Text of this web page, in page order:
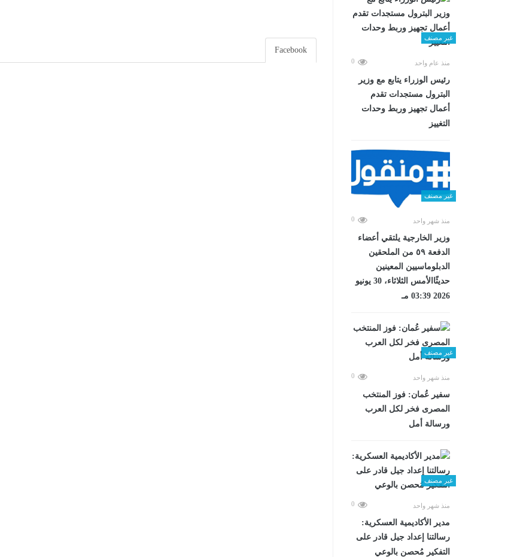
غير مصنف
منذ عام واحد 0
رئيس الوزراء يتابع مع وزير
البترول مستجدات تقدم
أعمال تجهيز وربط وحدات
التغييز
غير مصنف
منذ شهر واحد 0
وزير الخارجية يلتقي أعضاء
الدفعة ٥٩ من الملحقين
الدبلوماسيين المعينين
حديثًاالأمس الثلاثاء، 30 يونيو
2026 03:39 مـ
غير مصنف
منذ شهر واحد 0
سفير عُمان: فوز المنتخب
المصرى فخر لكل العرب
ورسالة أمل
غير مصنف
منذ شهر واحد 0
مدير الأكاديمية العسكرية:
رسالتنا إعداد جيل قادر على
التفكير مُحصن بالوعي
Facebook